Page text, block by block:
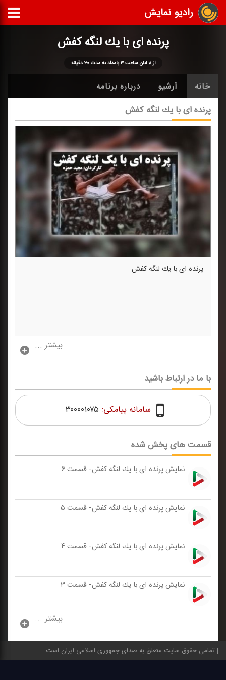
رادیو نمایش
پرنده ای با یك لنگه كفش
از ۸ آبان ساعت ۳ بامداد به مدت ۳۰ دقیقه
خانه آرشیو درباره برنامه
پرنده ای با یك لنگه كفش
پرنده ای با یك لنگه كفش
بیشتر ...
قسمت های پخش شده
نمایش پرنده ای با یك لنگه كفش- قسمت ۶
نمایش پرنده ای با یك لنگه كفش- قسمت ۵
نمایش پرنده ای با یك لنگه كفش- قسمت ۴
نمایش پرنده ای با یك لنگه كفش- قسمت ۳
بیشتر ...
با ما در ارتباط باشید
سامانه پیامکی: ۳۰۰۰۰۱۰۷۵
تمامی حقوق سایت متعلق به صدای جمهوری اسلامی ایران است